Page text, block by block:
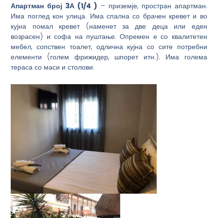
Апартман број 3А (1/4) – приземје, простран апартман.
Има поглед кон улица. Има спална со брачен кревет и во
кујна помал кревет (наменет за две деца или еден
возрасен) и софа на пуштање. Опремен е со квалитетен
мебел, сопствен тоалет, одлична кујна со сите потребни
елементи (голем фрижидер, шпорет итн.). Има голема
тераса со маси и столови.